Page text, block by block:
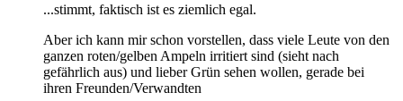
...stimmt, faktisch ist es ziemlich egal.
Aber ich kann mir schon vorstellen, dass viele Leute von den
ganzen roten/gelben Ampeln irritiert sind (sieht nach
gefährlich aus) und lieber Grün sehen wollen, gerade bei
ihren Freunden/Verwandten